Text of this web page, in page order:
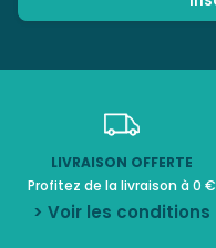
LIVRAISON OFFERTE
Profitez de la livraison à 0 €
> Voir les conditions